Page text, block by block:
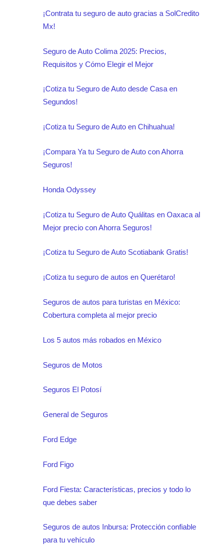
¡Contrata tu seguro de auto gracias a SolCredito
Mx!
Seguro de Auto Colima 2025: Precios,
Requisitos y Cómo Elegir el Mejor
¡Cotiza tu Seguro de Auto desde Casa en
Segundos!
¡Cotiza tu Seguro de Auto en Chihuahua!
¡Compara Ya tu Seguro de Auto con Ahorra
Seguros!
Honda Odyssey
¡Cotiza tu Seguro de Auto Quálitas en Oaxaca al
Mejor precio con Ahorra Seguros!
¡Cotiza tu Seguro de Auto Scotiabank Gratis!
¡Cotiza tu seguro de autos en Querétaro!
Seguros de autos para turistas en México:
Cobertura completa al mejor precio
Los 5 autos más robados en México
Seguros de Motos
Seguros El Potosí
General de Seguros
Ford Edge
Ford Figo
Ford Fiesta: Características, precios y todo lo
que debes saber
Seguros de autos Inbursa: Protección confiable
para tu vehículo